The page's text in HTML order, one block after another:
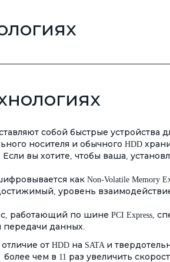
собой быстрые
носителя и обычного HDD
вы хотите, чтобы ваша,
как Non-Volatile
уровень
работающий по шине PCI Express,
передачи данных.
отличие от HDD на SATA и
более чем в 11 раз увеличить